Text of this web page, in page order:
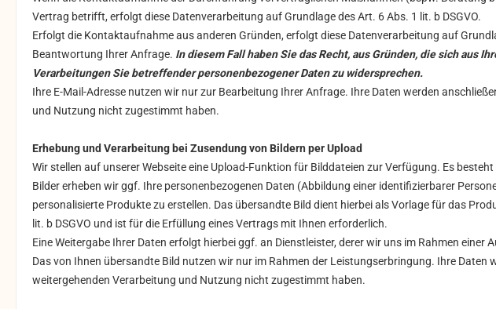
Vertrag betrifft, erfolgt diese Datenverarbeitung auf Grundlage des Art. 6 Abs. 1 lit. b DSGVO.
Erfolgt die Kontaktaufnahme aus anderen Gründen, erfolgt diese Datenverarbeitung auf
Beantwortung Ihrer Anfrage. In diesem Fall haben Sie das Recht, aus Gründen, die sich aus
Verarbeitungen Sie betreffender personenbezogener Daten zu widersprechen.
Ihre E-Mail-Adresse nutzen wir nur zur Bearbeitung Ihrer Anfrage. Ihre Daten werden
und Nutzung nicht zugestimmt haben.
Erhebung und Verarbeitung bei Zusendung von Bildern per Upload
Wir stellen auf unserer Webseite eine Upload-Funktion für Bilddateien zur Verfügung. Es
Bilder erheben wir ggf. Ihre personenbezogenen Daten (Abbildung einer identifizierbarer
personalisierte Produkte zu erstellen. Das übersandte Bild dient hierbei als Vorlage für das
lit. b DSGVO und ist für die Erfüllung eines Vertrags mit Ihnen erforderlich.
Eine Weitergabe Ihrer Daten erfolgt hierbeiggf. an Dienstleister, derer wir uns im Rahmen einer
Das von Ihnen übersandte Bild nutzen wir nur im Rahmen der Leistungserbringung. Ihre
weitergehenden Verarbeitung und Nutzung nicht zugestimmt haben.